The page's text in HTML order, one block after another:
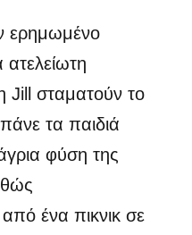
ερημωμένο
Jill σταματούν το
τα παιδιά
φύση της
ένα πικνικ σε